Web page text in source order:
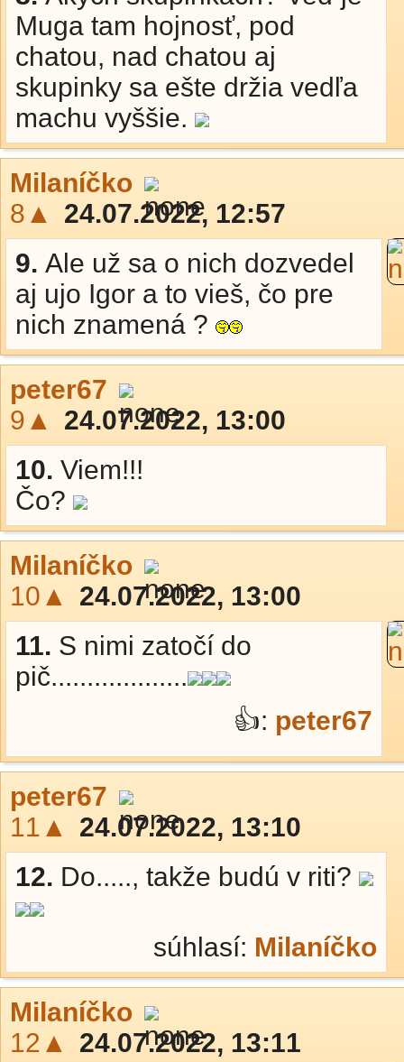
Muga tam hojnosť, pod
chatou, nad chatou aj
skupinky sa ešte držia vedľa
machu vyššie.
Milaníčko
8▲
24.07.2022, 12:57
9. Ale už sa o nich dozvedel
aj ujo Igor a to vieš, čo pre
nich znamená ?
peter67
9▲
24.07.2022, 13:00
10. Viem!!!
Čo?
Milaníčko
10▲
24.07.2022, 13:00
11. S nimi zatočí do
pič...................
👍: peter67
peter67
11▲
24.07.2022, 13:10
12. Do....., takže budú v riti?
súhlasí: Milaníčko
Milaníčko
12▲
24.07.2022, 13:11